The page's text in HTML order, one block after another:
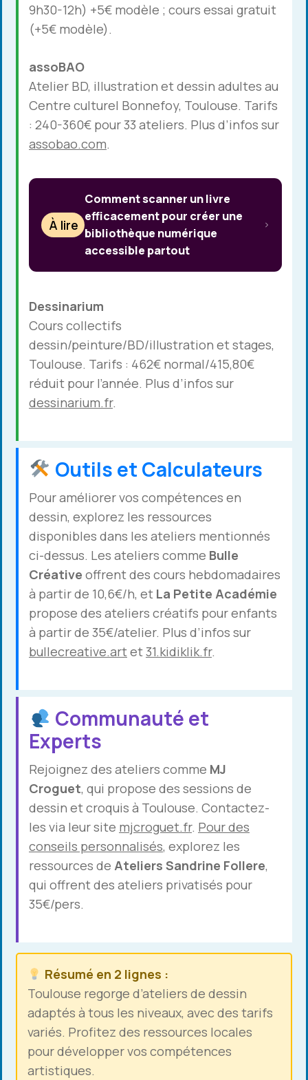
9h30-12h) +5€ modèle ; cours essai gratuit
(+5€ modèle).
assoBAO
Atelier BD, illustration et dessin adultes au
Centre culturel Bonnefoy, Toulouse. Tarifs
: 240-360€ pour 33 ateliers. Plus d’infos sur
assobao.com.
À lire
Comment scanner un livre
efficacement pour créer une
bibliothèque numérique
accessible partout
Dessinarium
Cours collectifs
dessin/peinture/BD/illustration et stages,
Toulouse. Tarifs : 462€ normal/415,80€
réduit pour l’année. Plus d’infos sur
dessinarium.fr.
Outils et Calculateurs
Pour améliorer vos compétences en
dessin, explorez les ressources
disponibles dans les ateliers mentionnés
ci-dessus. Les ateliers comme Bulle
Créative offrent des cours hebdomadaires
à partir de 10,6€/h, et La Petite Académie
propose des ateliers créatifs pour enfants
à partir de 35€/atelier. Plus d’infos sur
bullecreative.artet31.kidiklik.fr.
Communauté et
Experts
Rejoignez des ateliers comme MJ
Croguet, qui propose des sessions de
dessin et croquis à Toulouse. Contactez-
les via leur site mjcroguet.fr. Pour des
conseils personnalisés, explorez les
ressources de Ateliers Sandrine Follere,
qui offrent des ateliers privatisés pour
35€/pers.
Résumé en 2 lignes :
Toulouse regorge d’ateliers de dessin
adaptés à tous les niveaux, avec des tarifs
variés. Profitez des ressources locales
pour développer vos compétences
artistiques.